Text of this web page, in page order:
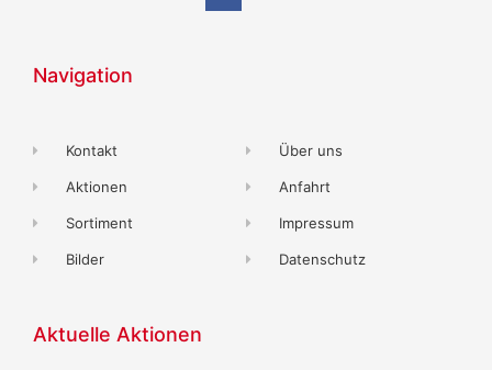
Navigation
Kontakt
Aktionen
Sortiment
Bilder
Über uns
Anfahrt
Impressum
Datenschutz
Aktuelle Aktionen